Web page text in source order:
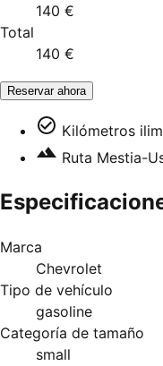
140 €
Total
140 €
Reservar ahora
Kilómetros
Ruta Mestia-
Marca
Chevrolet
Tipo de vehículo
gasoline
Categoría de tamaño
small